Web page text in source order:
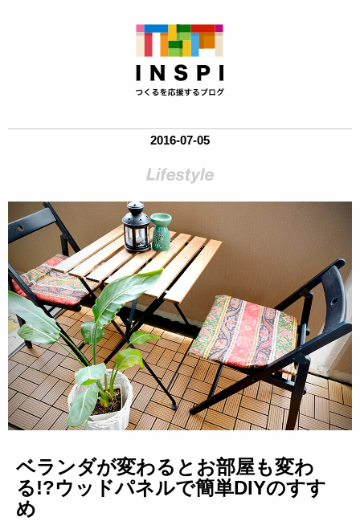
2016-07-05
ベランダが変わるとお部屋も変わ
る!?ウッドパネルで簡単DIYのすす
め